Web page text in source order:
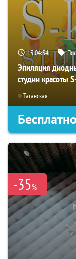
13:04:33
Эпиляция
студии красоты
Таганская
Бесплатно
-35%